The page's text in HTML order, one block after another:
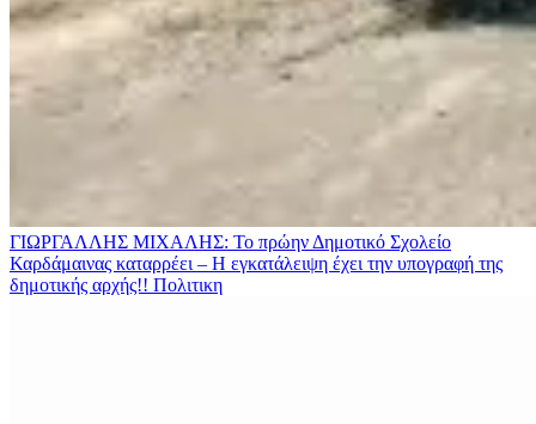
ΓΙΩΡΓΑΛΛΗΣ ΜΙΧΑΛΗΣ: Το πρώην Δημοτικό Σχολείο
Καρδάμαινας καταρρέει – Η εγκατάλειψη έχει την υπογραφή της
δημοτικής αρχής!! Πολιτικη